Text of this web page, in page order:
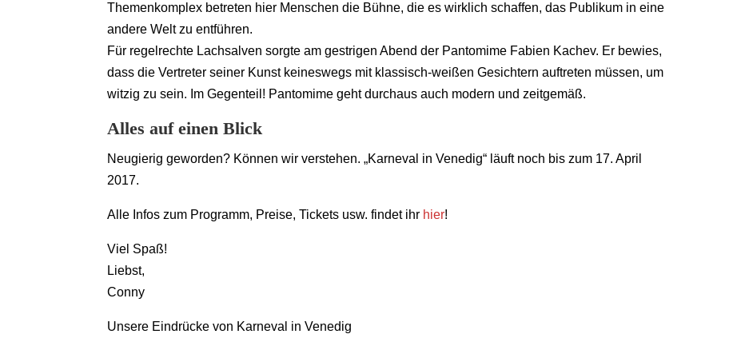
Themenkomplex betreten hier Menschen die Bühne, die es wirklich schaffen, das Publikum in eine
andere Welt zu entführen.
Für regelrechte Lachsalven sorgte am gestrigen Abend der Pantomime Fabien Kachev. Er bewies,
dass die Vertreter seiner Kunst keineswegs mit klassisch-weißen Gesichtern auftreten müssen, um
witzig zu sein. Im Gegenteil! Pantomime geht durchaus auch modern und zeitgemäß.
Alles auf einen Blick
Neugierig geworden? Können wir verstehen. „Karneval in Venedig“ läuft noch bis zum 17. April
2017.
Alle Infos zum Programm, Preise, Tickets usw. findet ihr hier!
Viel Spaß!
Liebst,
Conny
Unsere Eindrücke von Karneval in Venedig